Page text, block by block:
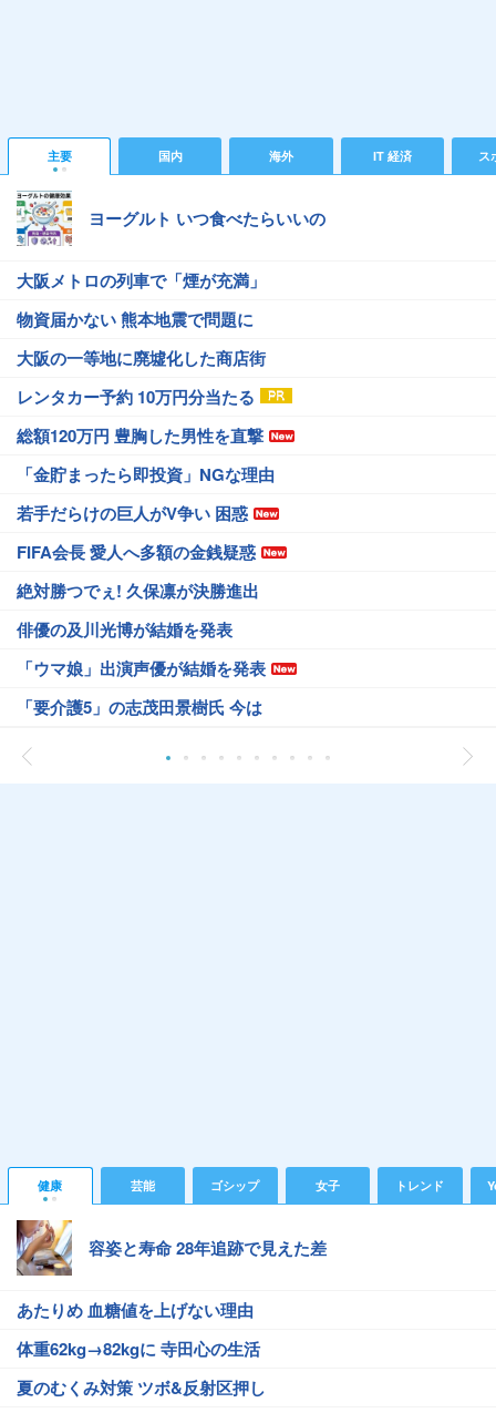
主要 国内 海外 IT 経済 ス
ヨーグルト いつ食べたらいいの
大阪メトロの列車で「煙が充満」
物資届かない 熊本地震で問題に
大阪の一等地に廃墟化した商店街
レンタカー予約 10万円分当たる
総額120万円 豊胸した男性を直撃
「金貯まったら即投資」NGな理由
若手だらけの巨人がV争い 困惑
FIFA会長 愛人へ多額の金銭疑惑
絶対勝つでぇ! 久保凛が決勝進出
俳優の及川光博が結婚を発表
「ウマ娘」出演声優が結婚を発表
「要介護5」の志茂田景樹氏 今は
健康 芸能 ゴシップ 女子 トレンド
容姿と寿命 28年追跡で見えた差
あたりめ 血糖値を上げない理由
体重62kg→82kgに 寺田心の生活
夏のむくみ対策 ツボ&反射区押し